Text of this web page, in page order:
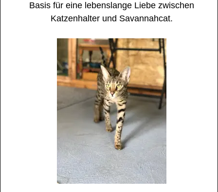
Basis für eine lebenslange Liebe zwischen
Katzenhalter und Savannahcat.